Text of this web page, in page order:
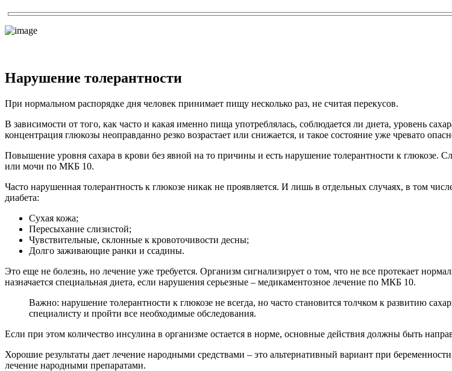
Нарушение толерантности
При нормальном распорядке дня человек принимает пищу несколько раз, не считая перекусов.
В зависимости от того, как часто и какая именно пища употреблялась, соблюдается ли диета, уровень
концентрация глюкозы неоправданно резко возрастает или снижается, и такое состояние уже чревато
Повышение уровня сахара в крови без явной на то причины и есть нарушение толерантности к глюкозе.
или мочи по МКБ 10.
Часто нарушенная толерантность к глюкозе никак не проявляется. И лишь в отдельных случаях, в том
диабета:
Сухая кожа;
Пересыхание слизистой;
Чувствительные, склонные к кровоточивости десны;
Долго заживающие ранки и ссадины.
Это еще не болезнь, но лечение уже требуется. Организм сигнализирует о том, что не все протекает
назначается специальная диета, если нарушения серьезные – медикаментозное лечение по МКБ 10.
Важно: нарушение толерантности к глюкозе не всегда, но часто становится толчком к развитию
специалисту и пройти все необходимые обследования.
Если при этом количество инсулина в организме остается в норме, основные действия должны быть
Хорошие результаты дает лечение народными средствами – это альтернативный вариант при
лечение народными препаратами.